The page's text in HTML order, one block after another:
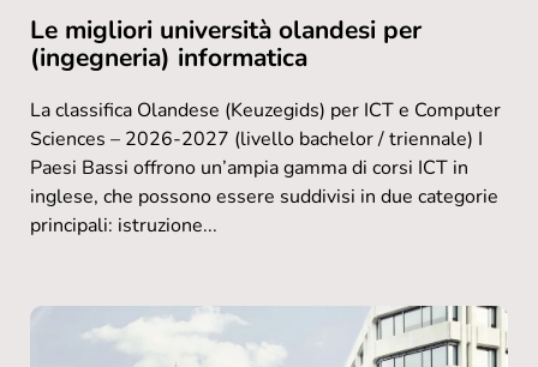
Le migliori università olandesi per
(ingegneria) informatica
La classifica Olandese (Keuzegids) per ICT e Computer
Sciences – 2026-2027 (livello bachelor / triennale) I
Paesi Bassi offrono un’ampia gamma di corsi ICT in
inglese, che possono essere suddivisi in due categorie
principali: istruzione...